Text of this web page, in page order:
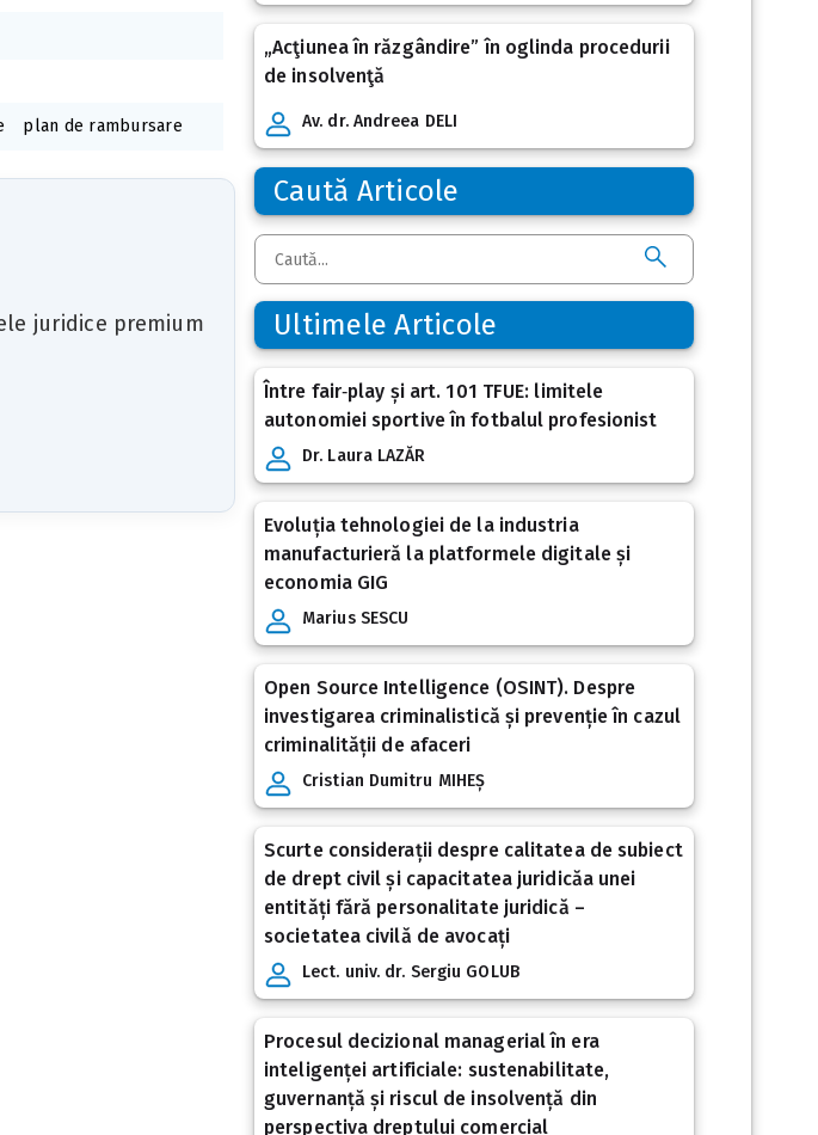
plan de rambursare
juridice premium
„Acţiunea în răzgândire” în oglinda procedurii
de insolvenţă
Av. dr. Andreea DELI
Caută Articole
Ultimele Articole
Între fair‑play și art. 101 TFUE: limitele
autonomiei sportive în fotbalul profesionist
Dr. Laura LAZĂR
Evoluția tehnologiei de la industria
manufacturieră la platformele digitale și
economia GIG
Marius SESCU
Open Source Intelligence (OSINT). Despre
investigarea criminalistică și prevenție în cazul
criminalității de afaceri
Cristian Dumitru MIHEȘ
Scurte considerații despre calitatea de subiect
de drept civil și capacitatea juridicăa unei
entități fără personalitate juridică –
societatea civilă de avocați
Lect. univ. dr. Sergiu GOLUB
Procesul decizional managerial în era
inteligenței artificiale: sustenabilitate,
guvernanță și riscul de insolvență din
perspectiva dreptului comercial